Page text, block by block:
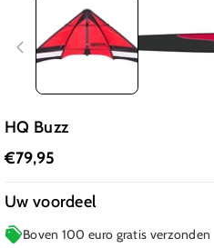
HQ Buzz
€79,95
Uw voordeel
Boven 100 euro gratis verzonden